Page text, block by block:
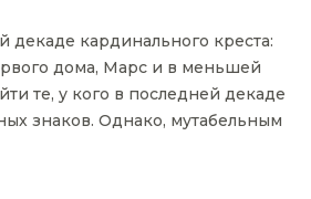
декаде кардинального креста:
дома, Марс и в меньшей
те, у кого в последней декаде
знаков. Однако, мутабельным